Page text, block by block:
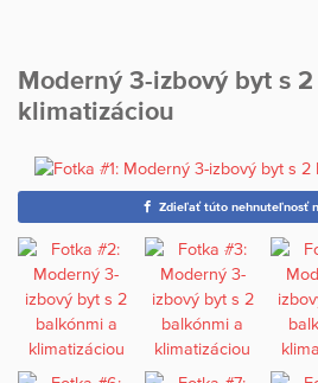
Moderný 3-izbový byt s
klimatizáciou
Zdieľať túto nehnuteľnosť